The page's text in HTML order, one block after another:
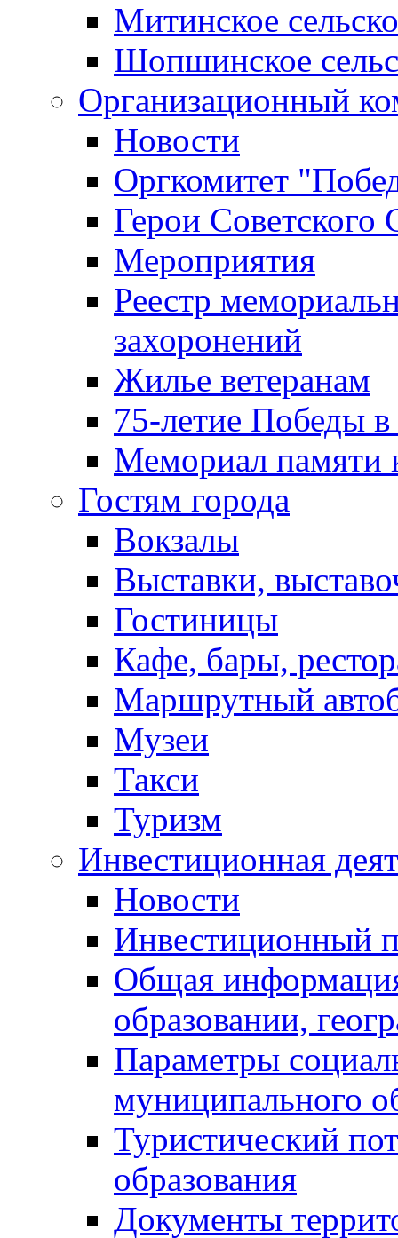
Митинское
Шопшинское
Организационный
Новости
Оргкомитет
Герои Советского
Мероприятия
Реестр
захоронений
Жилье ветеранам
75-летие Победы
Мемориал памяти
Гостям города
Вокзалы
Выставки,
Гостиницы
Кафе, бары,
Маршрутный
Музеи
Такси
Туризм
Инвестиционная
Новости
Инвестиционный
Общая
образовании,
Параметры
муниципального
Туристический
образования
Документы